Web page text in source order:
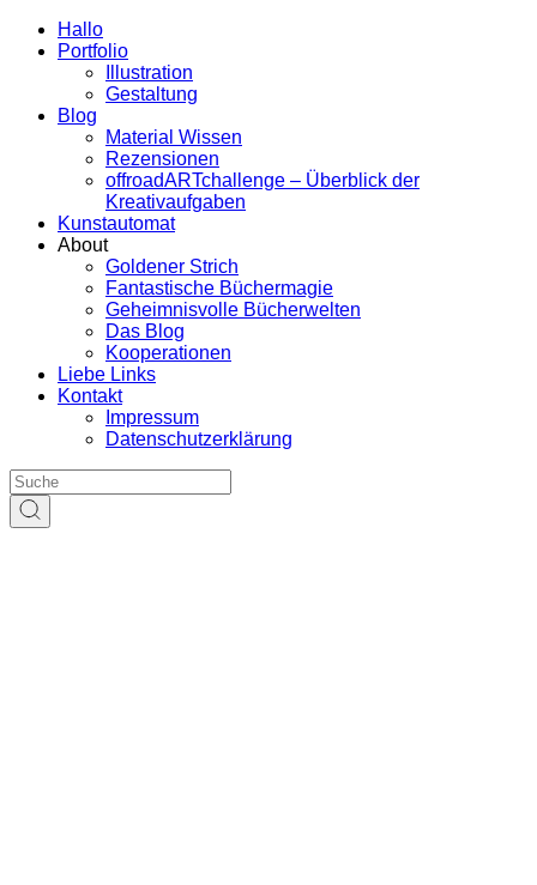
Hallo
Portfolio
Illustration
Gestaltung
Blog
Material Wissen
Rezensionen
offroadARTchallenge – Überblick der
Kreativaufgaben
Kunstautomat
About
Goldener Strich
Fantastische Büchermagie
Geheimnisvolle Bücherwelten
Das Blog
Kooperationen
Liebe Links
Kontakt
Impressum
Datenschutzerklärung